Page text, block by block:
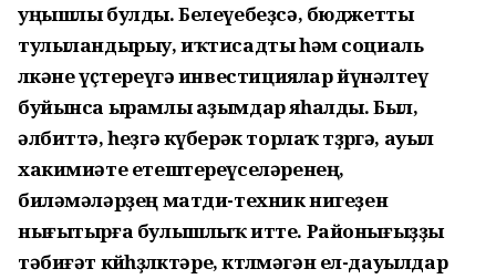
уңышлы булды. Беле­үебеҙсә, бюджетты
тулыландырыу, иҡтисадты һәм социаль
өлкәне үҫ­тереүгә инвестициялар йүнәлтеү
буйынса ырамлы аҙымдар яһалды. Был,
әлбиттә, һеҙгә күберәк торлаҡ төҙөргә, ауыл
хакимиәте етештереү­селәренең,
биләмәләрҙең матди-техник нигеҙен
нығытырға булышлыҡ итте. Районығыҙҙы
тәбиғәт көйһөҙ­лөктәре, көтөлмәгән ел-дауылдар